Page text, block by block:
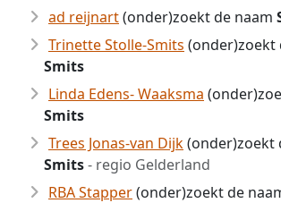
ad reijnart(onder)zoekt de naam
Trinette Stolle-Smits (onder)zoekt
Smits
Linda Edens- Waaksma
Smits
Trees Jonas-van Dijk(onder)zoekt
Smits- regio Gelderland
RBA Stapper(onder)zoekt de